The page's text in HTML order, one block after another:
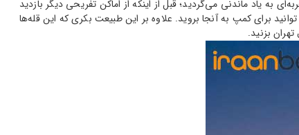
یاد ماندنی می‌گردید؛ قبل از اینکه از اماکن تفریحی دیگر بازدید
برای کمپ به آنجا بروید. علاوه بر این طبیعت بکری که این قله‌ها
بزنید.